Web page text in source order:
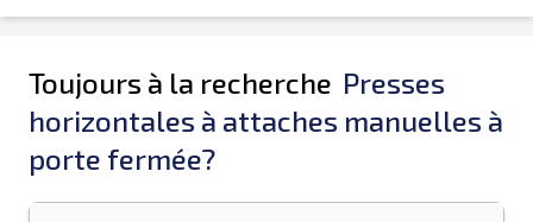
Toujours à la recherche Presses
horizontales à attaches manuelles à
porte fermée?